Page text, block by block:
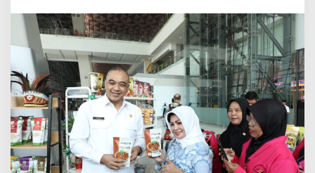
g
e
r
a
n
g
L
u
n
c
u
k